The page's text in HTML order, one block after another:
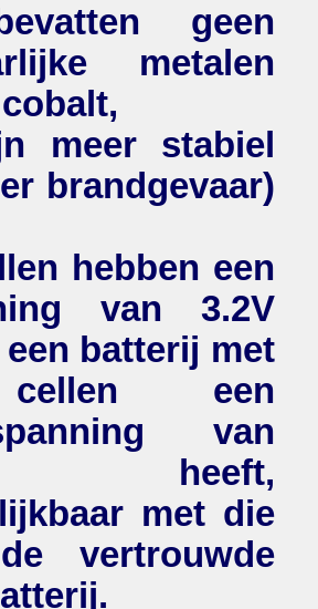
geen
metalen
meer stabiel
brandgevaar)
hebben een
van 3.2V
batterij met
een
van
heeft,
met die
vertrouwde